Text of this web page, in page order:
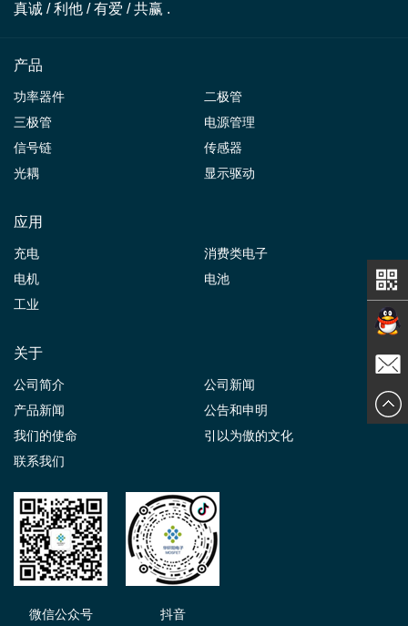
真诚 / 利他 / 有爱 / 共赢 .
产品
功率器件
二极管
三极管
电源管理
信号链
传感器
光耦
显示驱动
应用
充电
消费类电子
电机
电池
工业
关于
公司简介
公司新闻
产品新闻
公告和申明
我们的使命
引以为傲的文化
联系我们
微信公众号 抖音
在线交
谈
发送邮